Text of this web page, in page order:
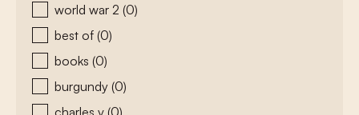
world war 2 (0)
best of (0)
books (0)
burgundy (0)
charles v (0)